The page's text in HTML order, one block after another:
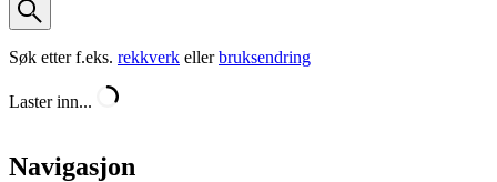
Søk etter f.eks. rekkverk ellerbruksendring
Laster inn...
Navigasjon